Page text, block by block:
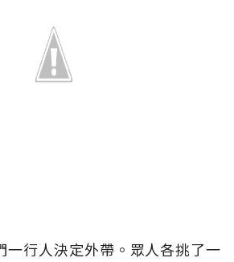
一行人決定外帶。眾人各挑了一